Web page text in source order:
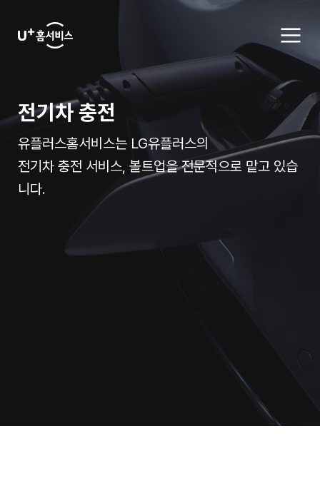
U+
비
스
메
열
전기차 충전
유플러스홈서비스는 LG유플러스의
전기차 충전 서비스, 볼트업을 전문적으로 맡고 있습
니다.